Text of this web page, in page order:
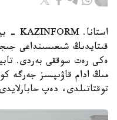
قىتايدىڭ شىعىسىنداعى
ەكى رەت سوققى بەردى.
مىڭ ادام قاۋىپسىز جەرگە
توقتاتىلدى، دەپ حابارلايدى